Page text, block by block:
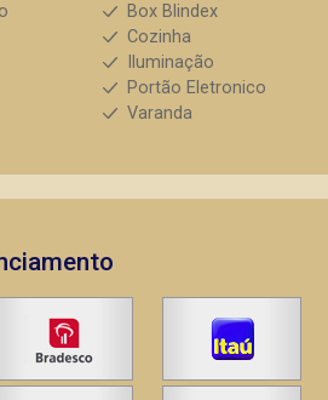
Box Blindex
Cozinha
Iluminação
Portão Eletronico
Varanda